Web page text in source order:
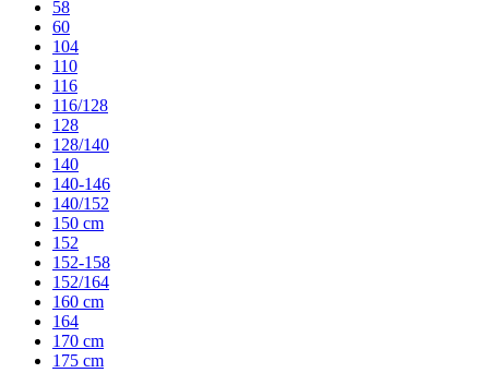
58
60
104
110
116
116/128
128
128/140
140
140-146
140/152
150 cm
152
152-158
152/164
160 cm
164
170 cm
175 cm